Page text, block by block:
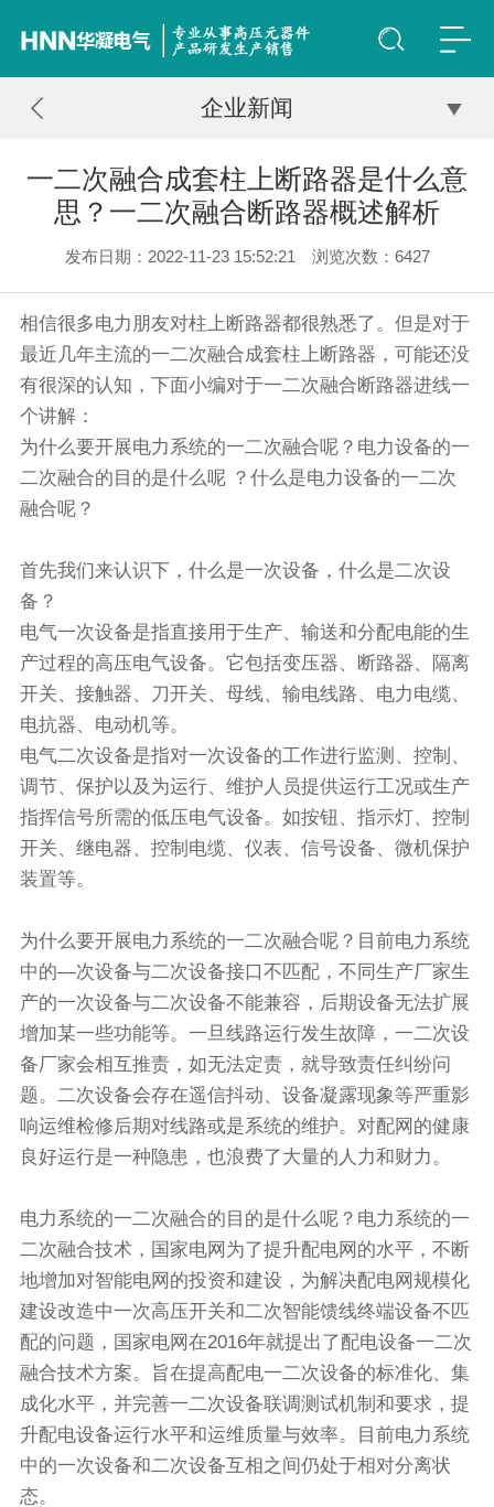
企业新闻
一二次融合成套柱上断路器是什么意
思？一二次融合断路器概述解析
发布日期：2022-11-23 15:52:21 浏览次数： 6427
相信很多电力朋友对柱上断路器都很熟悉了。但是对于
最近几年主流的一二次融合成套柱上断路器，可能还没
有很深的认知，下面小编对于一二次融合断路器进线一
个讲解：
为什么要开展电力系统的一二次融合呢？电力设备的一
二次融合的目的是什么呢 ？什么是电力设备的一二次
融合呢？
首先我们来认识下，什么是一次设备，什么是二次设
备？
电气一次设备是指直接用于生产、输送和分配电能的生
产过程的高压电气设备。它包括变压器、断路器、隔离
开关、接触器、刀开关、母线、输电线路、电力电缆、
电抗器、电动机等。
电气二次设备是指对一次设备的工作进行监测、控制、
调节、保护以及为运行、维护人员提供运行工况或生产
指挥信号所需的低压电气设备。如按钮、指示灯、控制
开关、继电器、控制电缆、仪表、信号设备、微机保护
装置等。
为什么要开展电力系统的一二次融合呢？目前电力系统
中的—次设备与二次设备接口不匹配，不同生产厂家生
产的一次设备与二次设备不能兼容，后期设备无法扩展
增加某一些功能等。一旦线路运行发生故障，一二次设
备厂家会相互推责，如无法定责，就导致责任纠纷问
题。二次设备会存在遥信抖动、设备凝露现象等严重影
响运维检修后期对线路或是系统的维护。对配网的健康
良好运行是一种隐患，也浪费了大量的人力和财力。
电力系统的一二次融合的目的是什么呢？电力系统的一
二次融合技术，国家电网为了提升配电网的水平，不断
地增加对智能电网的投资和建设，为解决配电网规模化
建设改造中一次高压开关和二次智能馈线终端设备不匹
配的问题，国家电网在2016年就提出了配电设备一二次
融合技术方案。旨在提高配电一二次设备的标准化、集
成化水平，并完善一二次设备联调测试机制和要求，提
升配电设备运行水平和运维质量与效率。目前电力系统
中的一次设备和二次设备互相之间仍处于相对分离状
态。